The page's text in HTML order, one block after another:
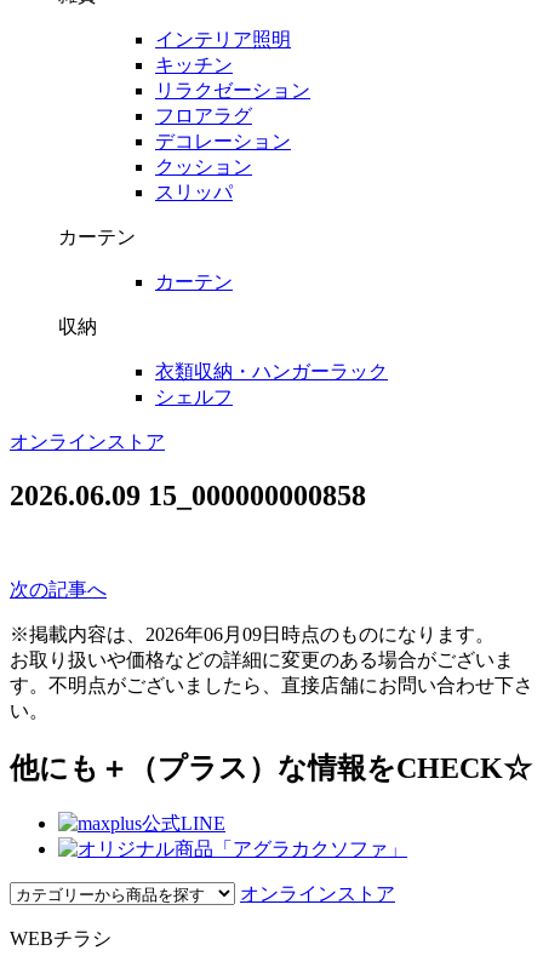
インテリア照明
キッチン
リラクゼーション
フロアラグ
デコレーション
クッション
スリッパ
カーテン
カーテン
収納
衣類収納・ハンガーラック
シェルフ
オンラインストア
2026.06.09 15_000000000858
次の記事へ
※掲載内容は、2026年06月09日時点のものになります。
お取り扱いや価格などの詳細に変更のある場合がございま
す。不明点がございましたら、直接店舗にお問い合わせ下さ
い。
他にも＋（プラス）な情報をCHECK☆
オンラインストア
WEBチラシ